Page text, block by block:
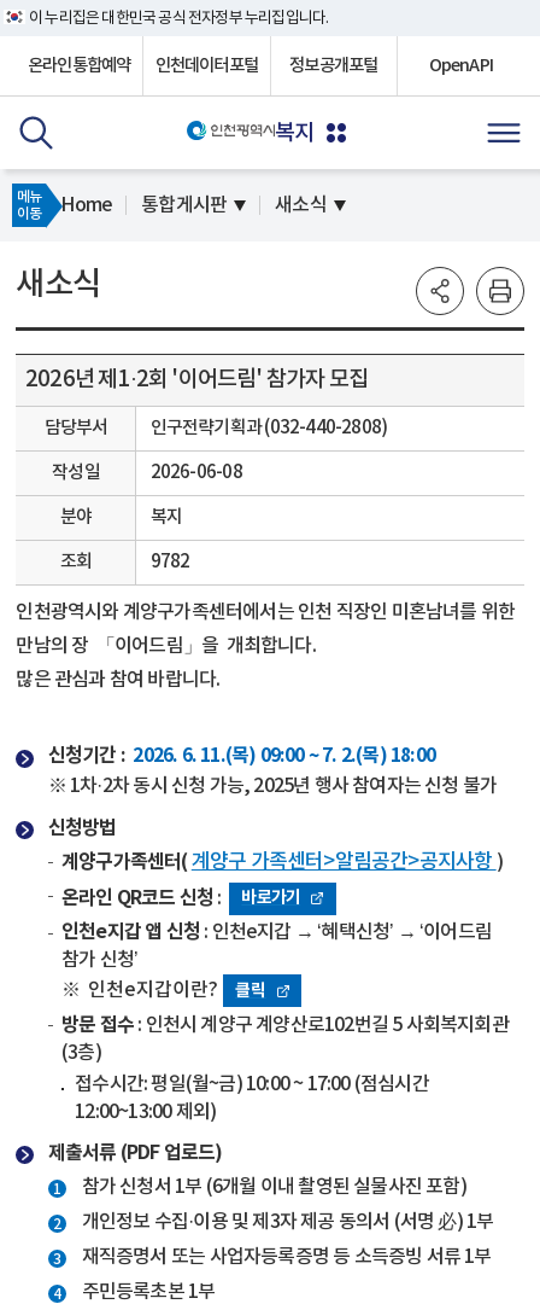
이 누리집은 대한민국 공식 전자정부 누리집입니다.
온라인통합예약 인천데이터포털 정보공개포털 OpenAPI
복지
메뉴
이동
Home 통합게시판 새소식
새소식
2026년 제1·2회 '이어드림' 참가자 모집
담당부서 인구전략기획과 (032-440-2808)
작성일 2026-06-08
분야 복지
조회 9782
인천광역시와 계양구가족센터에서는 인천 직장인 미혼남녀를 위한
만남의 장
「이어드림」을 개최합니다.
많은 관심과 참여 바랍니다.
신청기간 : 2026. 6. 11.(목) 09:00 ~ 7. 2.(목) 18:00
※ 1차·2차 동시 신청 가능, 2025년 행사 참여자는 신청 불가
신청방법
계양구가족센터( 계양구 가족센터>알림공간>공지사항 )
온라인 QR코드 신청 : 바로가기
인천e지갑 앱 신청 : 인천e지갑 → ‘혜택신청’ → ‘이어드림
참가 신청’
※ 인천e지갑이란? 클릭
방문 접수 : 인천시 계양구 계양산로102번길 5 사회복지회관
(3층)
접수시간: 평일(월~금) 10:00 ~ 17:00 (점심시간
12:00~13:00 제외)
제출서류 (PDF 업로드)
참가 신청서 1부 (6개월 이내 촬영된 실물사진 포함)
개인정보 수집·이용 및 제3자 제공 동의서 (서명 必) 1부
재직증명서 또는 사업자등록증명 등 소득증빙 서류 1부
주민등록초본 1부